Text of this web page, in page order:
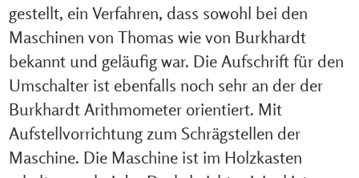
gestellt, ein Verfahren, dass sowohl bei den
Maschinen von Thomas wie von Burkhardt
bekannt und geläufig war. Die Aufschrift für den
Umschalter ist ebenfalls noch sehr an der der
Burkhardt Arithmometer orientiert. Mit
Aufstellvorrichtung zum Schrägstellen der
Maschine. Die Maschine ist im Holzkasten